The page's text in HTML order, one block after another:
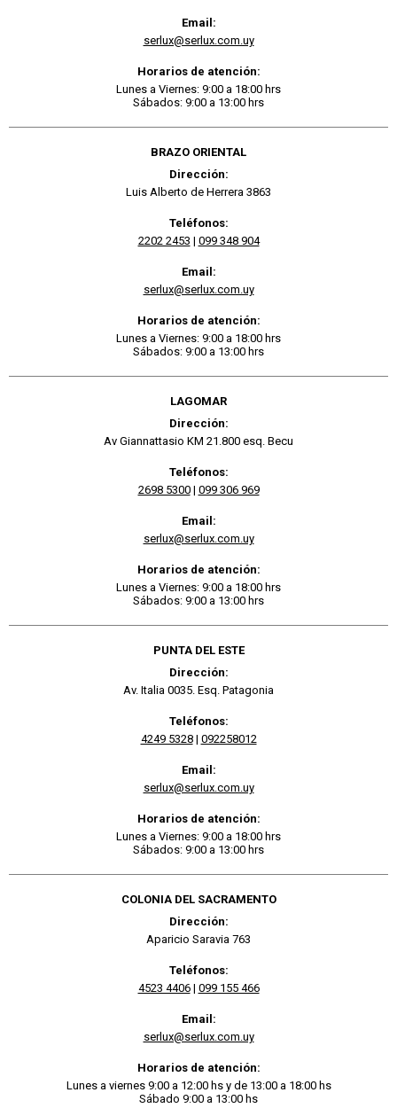
Email:
serlux@serlux.com.uy
Horarios de atención:
Lunes a Viernes: 9:00 a 18:00 hrs
Sábados: 9:00 a 13:00 hrs
BRAZO ORIENTAL
Dirección:
Luis Alberto de Herrera 3863
Teléfonos:
2202 2453 | 099 348 904
Email:
serlux@serlux.com.uy
Horarios de atención:
Lunes a Viernes: 9:00 a 18:00 hrs
Sábados: 9:00 a 13:00 hrs
LAGOMAR
Dirección:
Av Giannattasio KM 21.800 esq. Becu
Teléfonos:
2698 5300| 099 306 969
Email:
serlux@serlux.com.uy
Horarios de atención:
Lunes a Viernes: 9:00 a 18:00 hrs
Sábados: 9:00 a 13:00 hrs
PUNTA DEL ESTE
Dirección:
Av. Italia 0035. Esq. Patagonia
Teléfonos:
4249 5328| 092258012
Email:
serlux@serlux.com.uy
Horarios de atención:
Lunes a Viernes: 9:00 a 18:00 hrs
Sábados: 9:00 a 13:00 hrs
COLONIA DEL SACRAMENTO
Dirección:
Aparicio Saravia 763
Teléfonos:
4523 4406| 099 155 466
Email:
serlux@serlux.com.uy
Horarios de atención:
Lunes a viernes 9:00 a 12:00 hs y de 13:00 a 18:00 hs
Sábado 9:00 a 13:00 hs